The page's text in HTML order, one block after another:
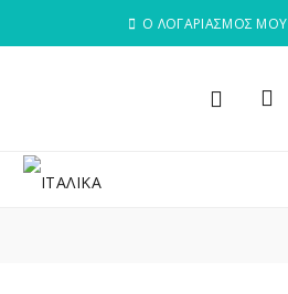
Ο ΛΟΓΑΡΙΑΣΜΟΣ ΜΟΥ